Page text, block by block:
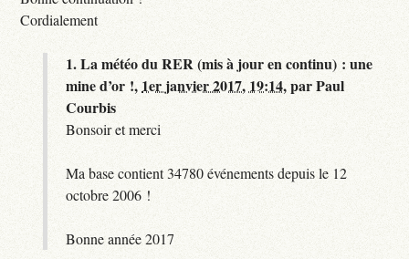
Cordialement
1.La météo du RER (mis à jour en continu) : une
mine d’or !, 1er janvier 2017, 19:14,parPaul
Courbis
Bonsoir et merci
Ma base contient 34780 événements depuis le 12
octobre 2006 !
Bonne année 2017